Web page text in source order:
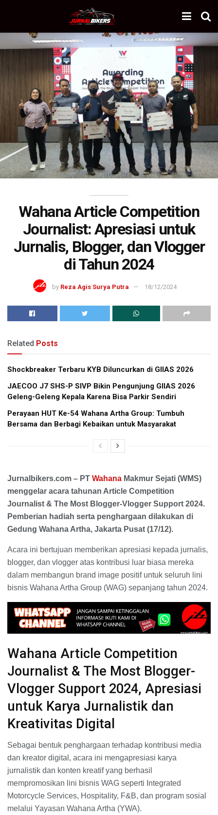
Wahana Article Competition
Journalist: Apresiasi untuk
Jurnalis, Blogger, dan Vlogger
di Tahun 2024
by Reza Agis Surya Putra 18/12/2024
Related Posts
Shockbreaker Terbaru KYB Diluncurkan di GIIAS 2026
JAECOO J7 SHS-P SIVP Bikin Pengunjung GIIAS 2026
Geleng-Geleng Kepala Karena Bisa Parkir Sendiri
Perayaan HUT Ke-54 Wahana Artha Group: Tumbuh
Bersama dan Berbagi Kebaikan untuk Masyarakat
Jurnalbikers.com – PT Wahana Makmur Sejati (WMS)
menggelar acara tahunan Article Competition
Journalist & The Most Blogger-Vlogger Support 2024.
Pemberian hadiah serta penghargaan dilakukan di
Gedung Wahana Artha, Jakarta Pusat (17/12).
Acara ini bertujuan memberikan apresiasi kepada jurnalis,
blogger, dan vlogger atas kontribusi luar biasa mereka
dalam membangun brand image positif untuk seluruh lini
bisnis Wahana Artha Group (WAG) sepanjang tahun 2024.
Wahana Article Competition
Journalist & The Most Blogger-
Vlogger Support 2024, Apresiasi
untuk Karya Jurnalistik dan
Kreativitas Digital
Sebagai bentuk penghargaan terhadap kontribusi media
dan kreator digital, acara ini mengapresiasi karya
jurnalistik dan konten kreatif yang berhasil
mempromosikan lini bisnis WAG seperti Integrated
Motorcycle Services, Hospitality, F&B, dan program sosial
melalui Yayasan Wahana Artha (YWA).